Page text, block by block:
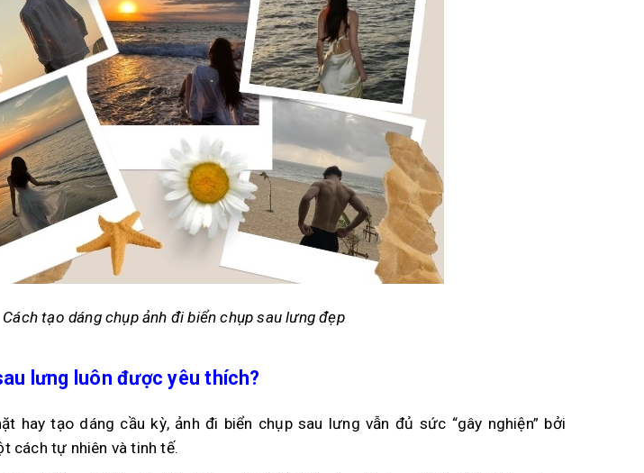
Cách tạo dáng chụp ảnh đi biển chụp sau lưng đẹp
lưng luôn được yêu thích?
hay tạo dáng cầu kỳ, ảnh đi biển chụp sau lưng vẫn đủ sức “gây nghiện” bởi
cách tự nhiên và tinh tế.